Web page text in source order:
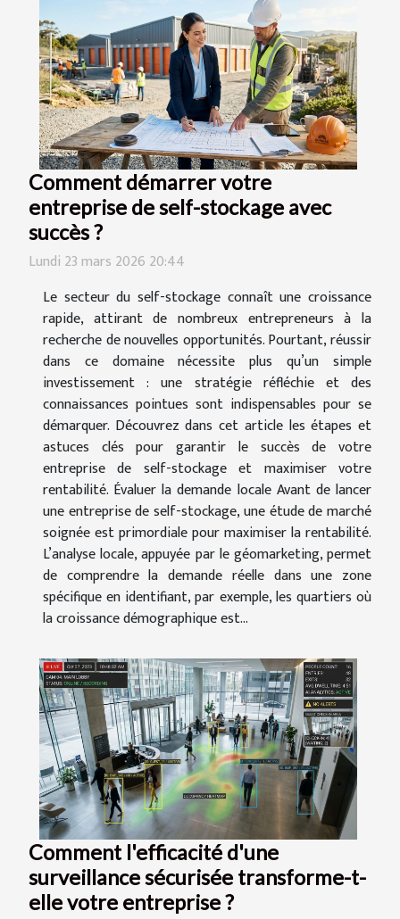
Comment démarrer votre
entreprise de self-stockage avec
succès ?
Lundi 23 mars 2026 20:44
Le secteur du self-stockage connaît une croissance
rapide, attirant de nombreux entrepreneurs à la
recherche de nouvelles opportunités. Pourtant, réussir
dans ce domaine nécessite plus qu’un simple
investissement : une stratégie réfléchie et des
connaissances pointues sont indispensables pour se
démarquer. Découvrez dans cet article les étapes et
astuces clés pour garantir le succès de votre
entreprise de self-stockage et maximiser votre
rentabilité. Évaluer la demande locale Avant de lancer
une entreprise de self-stockage, une étude de marché
soignée est primordiale pour maximiser la rentabilité.
L’analyse locale, appuyée par le géomarketing, permet
de comprendre la demande réelle dans une zone
spécifique en identifiant, par exemple, les quartiers où
la croissance démographique est...
Comment l'efficacité d'une
surveillance sécurisée transforme-t-
elle votre entreprise ?